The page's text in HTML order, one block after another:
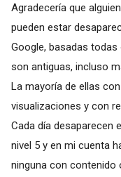
Agradecería que
pueden estar
Google, basadas todas
son antiguas, incluso
La mayoría de ellas
visualizaciones y con
Cada día desaparecen
nivel 5 y en mi cuenta
ninguna con contenido